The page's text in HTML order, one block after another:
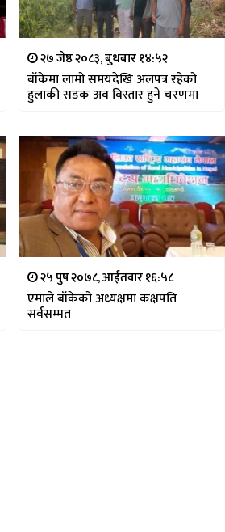
२७ जेष्ठ २०८३, बुधबार १४:५२
बाँकेमा लामो समयदेखि अलपत्र रहेको
हुलाकी सडक अव विस्तार हुने चरणमा
२५ पुष २०७८, आईतवार १६:५८
एमाले बाँकेको अध्यक्षमा कक्षपति
सर्वसम्मत